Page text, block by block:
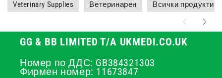
Veterinary Supplies Ветеринарен Всички продукти
GG & BB LIMITED T/A UKMEDI.CO.UK
Номер по ДДС: GB384321303
Фирмен номер: 11673847